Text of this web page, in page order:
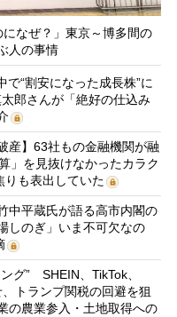
になぜ？」東京～博多間の
人の事情
“割安になった成長株”に
郎さんが「絶好の仕込み
産】63社もの金融機関が融
」を見抜けなかったカラク
も表出していた
中平蔵氏が語る高市内閣の
のぎ」いま不可欠なの
グ” SHEIN、TikTok、
トランプ関税の回避を狙
農業参入・土地取得への